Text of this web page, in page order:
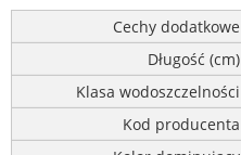
Cechy dodatkowe
Długość (cm)
Klasa wodoszczelności
Kod producenta